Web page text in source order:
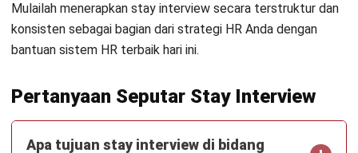
Irga Afghani
pengelolaan keuangan bisnis dengan pengalaman
finansial, pengelolaan arus kas, serta pemanfaatan